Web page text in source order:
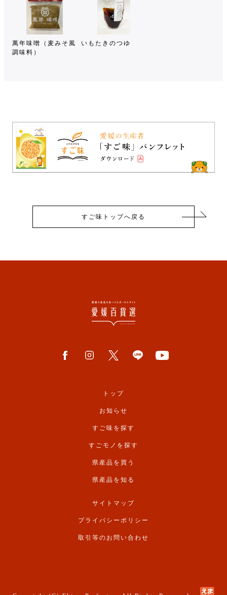
萬年味噌（麦みそ風
調味料）
いもたきのつゆ
すご味トップへ戻る
トップ
お知らせ
すご味を探す
すごモノを探す
県産品を買う
県産品を知る
サイトマップ
プライバシーポリシー
取引等のお問い合わせ